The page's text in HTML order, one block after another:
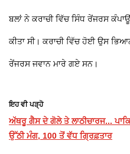
ਬਲਾਂ ਨੇ ਕਰਾਚੀ ਵਿੱਚ ਸਿੰਧ ਰੇਂਜਰਸ
ਕੀਤਾ ਸੀ। ਕਰਾਚੀ ਵਿੱਚ ਹੋਈ ਉਸ
ਰੇਂਜਰਸ ਜਵਾਨ ਮਾਰੇ ਗਏ ਸਨ।
ਇਹ ਵੀ ਪੜ੍ਹੋ
ਅੱਥਰੂ ਗੈਸ ਦੇ ਗੋਲੇ ਤੇ ਲਾਠੀਚਾਰਜ...
ਉੱਠੀ ਮੰਗ, 100 ਤੋਂ ਵੱਧ ਗ੍ਰਿਫ਼ਤਾਰ